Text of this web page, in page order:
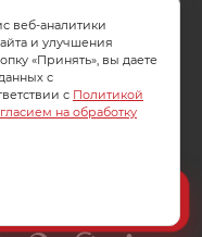
ДАННЫХ
ДАННЫХ
веб-аналитики
и улучшения
«Принять», вы даете
с
с Политикой
на обработку